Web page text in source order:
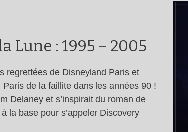
Lune : 1995 – 2005
regrettées de Disneyland Paris et
de la faillite dans les années 90 !
Delaney et s’inspirait du roman de
la base pour s’appeler Discovery